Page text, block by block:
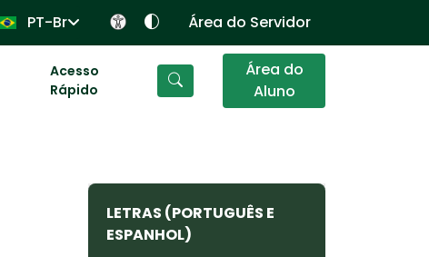
PT-Br Área do Servidor
Acesso
Rápido
Área do
Aluno
LETRAS (PORTUGUÊS E
ESPANHOL)